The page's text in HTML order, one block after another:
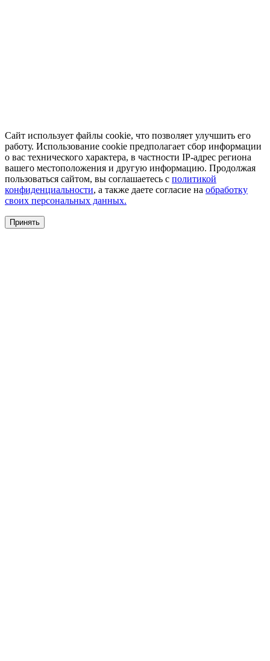
Сайт использует файлы cookie, что позволяет улучшить его
работу. Использование cookie предполагает сбор информации
о вас технического характера, в частности IP-адрес региона
вашего местоположения и другую информацию. Продолжая
пользоваться сайтом, вы соглашаетесь с политикой
конфиденциальности, а также даете согласие на обработку
своих персональных данных.
Принять